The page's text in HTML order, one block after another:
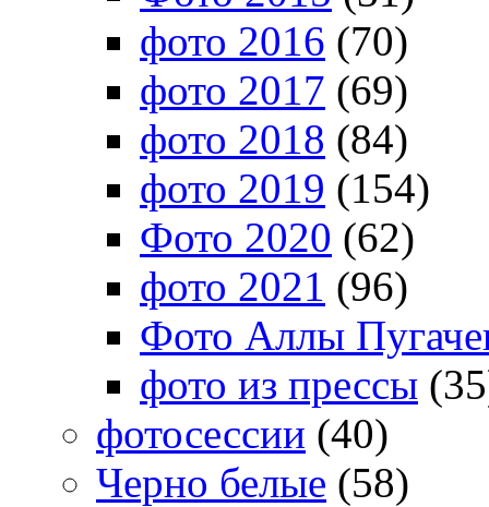
фото 2016 (70)
фото 2017 (69)
фото 2018 (84)
фото 2019 (154)
Фото 2020 (62)
фото 2021 (96)
Фото Аллы
фото из прессы
фотосессии (40)
Черно белые (58)